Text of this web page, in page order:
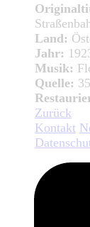
Land:
Jahr:
Musik:
Quelle:
Zurück
Kontakt